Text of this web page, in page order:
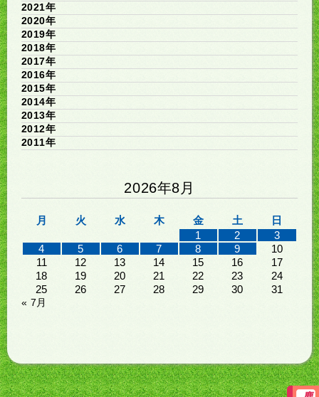
2021年
2020年
2019年
2018年
2017年
2016年
2015年
2014年
2013年
2012年
2011年
2026年8月
月 火 水 木 金 土
日
1
2
3
4
5 6 7 8 9
10
11
12 13 14 15 16
17
18
19 20 21 22 23
24
25
26 27 28 29 30 31
« 7月